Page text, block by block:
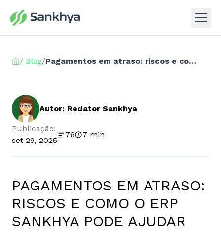
/ Blog/ Pagamentos em atraso: riscos e como o ERP Sankhya pode ajudar
Autor: Redator Sankhya
Publicação:
set 29, 2025
76 7 min
PAGAMENTOS EM ATRASO:
RISCOS E COMO O ERP
SANKHYA PODE AJUDAR